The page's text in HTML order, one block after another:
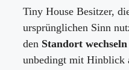
Tiny House Besitzer,
ursprünglichen Sinn
den Standort wechseln
unbedingt mit Hinblick